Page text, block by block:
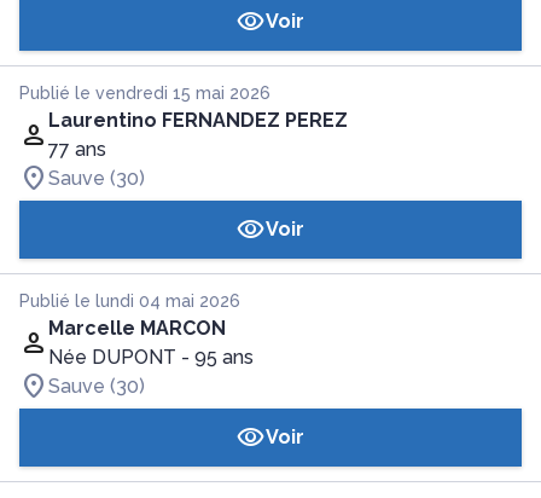
Voir
Publié le vendredi 15 mai 2026
Laurentino FERNANDEZ PEREZ
77 ans
Sauve (30)
Voir
Publié le lundi 04 mai 2026
Marcelle MARCON
Née DUPONT - 95 ans
Sauve (30)
Voir